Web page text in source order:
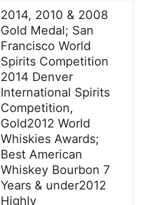
2014, 2010 & 2008
Gold Medal; San
Francisco World
Spirits Competition
2014 Denver
International Spirits
Competition,
Gold2012 World
Whiskies Awards;
Best American
Whiskey Bourbon 7
Years & under2012
Highly